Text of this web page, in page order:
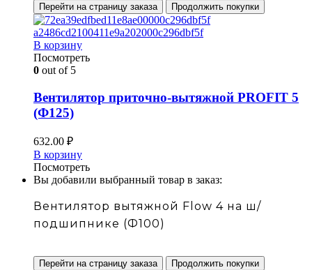
Перейти на страницу заказа Продолжить покупки
В корзину
Посмотреть
0 out of 5
Вентилятор приточно-вытяжной PROFIT 5
(Ф125)
632.00 ₽
В корзину
Посмотреть
Вы добавили выбранный товар в заказ:
Вентилятор вытяжной Flow 4 на ш/
подшипнике (Ф100)
Перейти на страницу заказа Продолжить покупки